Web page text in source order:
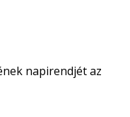
napirendjét az